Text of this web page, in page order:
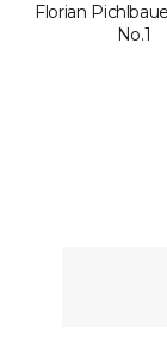
Florian
No.1